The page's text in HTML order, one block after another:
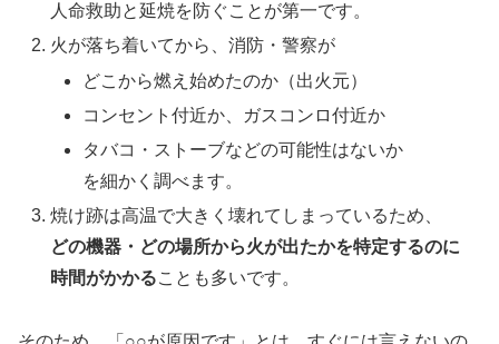
人命救助と延焼を防ぐことが第一です。
火が落ち着いてから、消防・警察が
どこから燃え始めたのか（出火元）
コンセント付近か、ガスコンロ付近か
タバコ・ストーブなどの可能性はないか
を細かく調べます。
焼け跡は高温で大きく壊れてしまっているため、
どの機器・どの場所から火が出たかを特定するのに
時間がかかることも多いです。